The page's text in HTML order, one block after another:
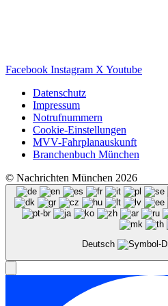
Facebook Instagram X Youtube
Datenschutz
Impressum
Notrufnummern
Cookie-Einstellungen
MVV-Fahrplanauskunft
Branchenbuch München
© Nachrichten München 2026
Deutsch